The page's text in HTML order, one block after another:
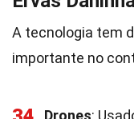
A tecnologia tem
importante no
Drones: